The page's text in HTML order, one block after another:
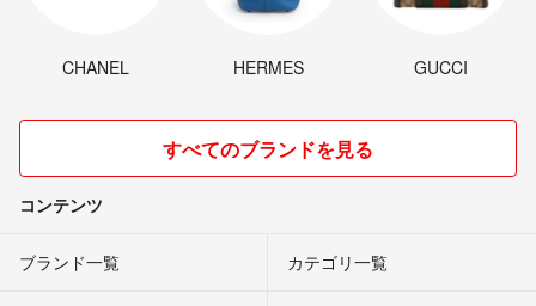
CHANEL HERMES GUCCI
すべてのブランドを見る
コンテンツ
ブランド一覧 カテゴリ一覧